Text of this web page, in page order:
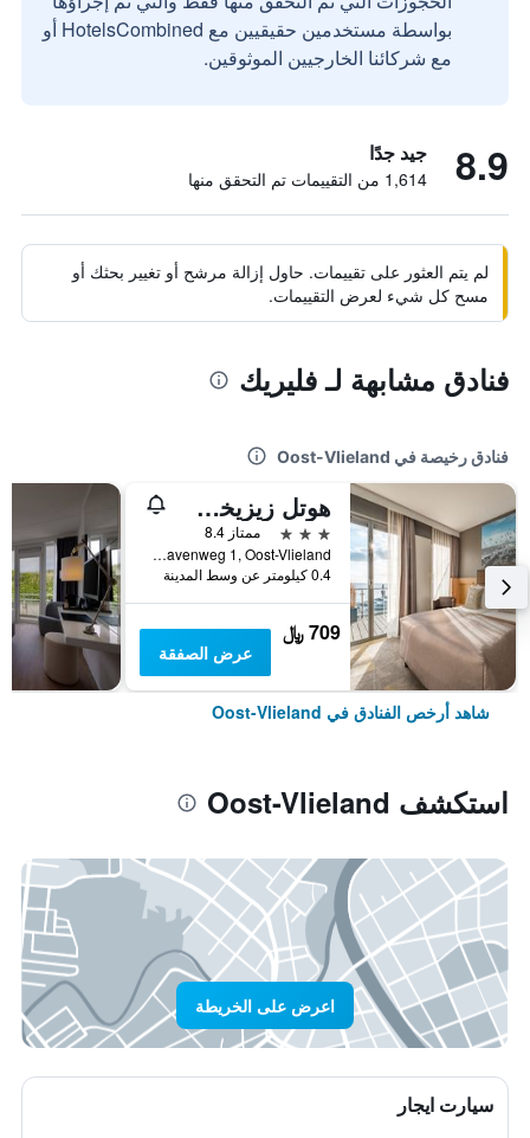
بواسطة مستخدمين حقيقيين مع HotelsCombined أو
مع شركائنا الخارجيين الموثوقين.
8.9 جيد جدًا
1,614 من التقييمات تم التحقق منها
لم يتم العثور على تقييمات. حاول إزالة مرشح أو تغيير بحثك أو
مسح كل شيء لعرض التقييمات.
فنادق مشابهة لـ فليريك
فنادق رخيصة في Oost-Vlieland
هوتل زيزيخت فليلاند
3 نجوم
ممتاز 8.4
Havenweg 1, Oost-Vlieland, مقاطعة فريزلند, هولندا
0.4 كيلومتر عن وسط المدينة
709 ﷼
عرض الصفقة
شاهد أرخص الفنادق في Oost-Vlieland
استكشف Oost-Vlieland
اعرض على الخريطة
سيارت ايجار